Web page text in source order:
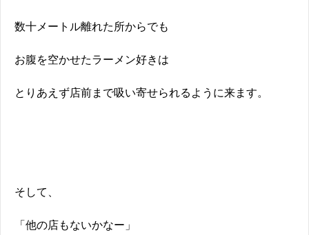
数十メートル離れた所からでも
お腹を空かせたラーメン好きは
とりあえず店前まで吸い寄せられるように来ます。
そして、
「他の店もないかなー」